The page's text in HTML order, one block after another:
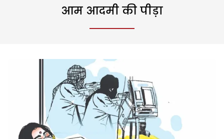
आम आदमी की पीड़ा